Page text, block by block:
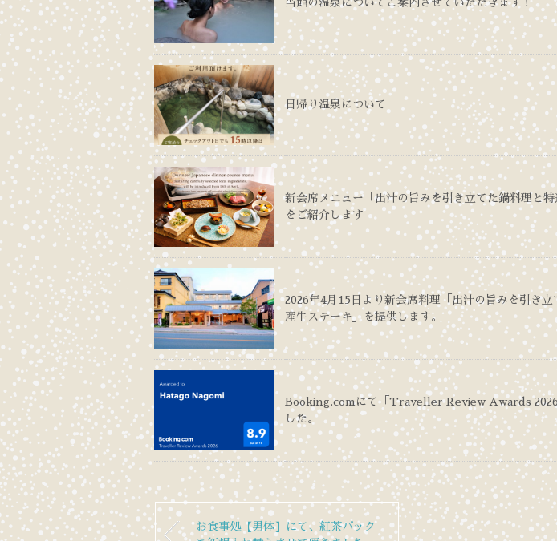
当館の温泉についてご案内させていただきます！
日帰り温泉について
新会席メニュー「出汁の旨みを引き立てた鍋料理と特
をご紹介します
2026年4月15日より新会席料理「出汁の旨みを引き
産牛ステーキ」を提供します。
Booking.comにて「Traveller Review Awards 2026
した。
お食事処【男体】にて、紅茶パック